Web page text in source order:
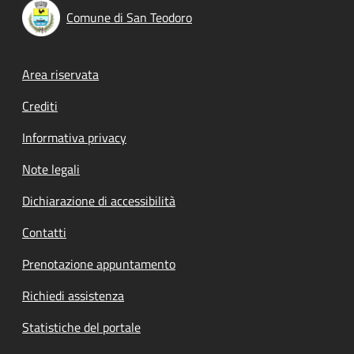
Comune di San Teodoro
Footer menu
Area riservata
Crediti
Informativa privacy
Note legali
Dichiarazione di accessibilità
Contatti
Prenotazione appuntamento
Richiedi assistenza
Statistiche del portale